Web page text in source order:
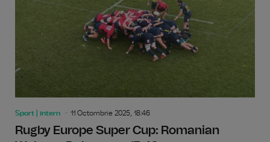
Sport | intern 11 Octombrie 2025, 18:46
Rugby Europe Super Cup: Romanian